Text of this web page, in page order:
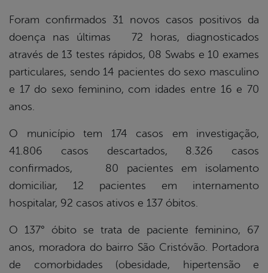
Foram confirmados 31 novos casos positivos da
doença nas últimas 72 horas, diagnosticados
através de 13 testes rápidos, 08 Swabs e 10 exames
particulares, sendo 14 pacientes do sexo masculino
e 17 do sexo feminino, com idades entre 16 e 70
anos.
O município tem 174 casos em investigação,
41.806 casos descartados, 8.326 casos
confirmados, 80 pacientes em isolamento
domiciliar, 12 pacientes em internamento
hospitalar, 92 casos ativos e 137 óbitos.
O 137° óbito se trata de paciente feminino, 67
anos, moradora do bairro São Cristóvão. Portadora
de comorbidades (obesidade, hipertensão e